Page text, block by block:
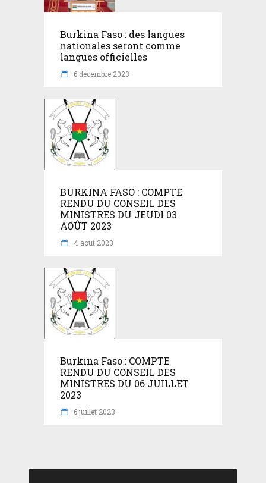
Burkina Faso : des langues
nationales seront comme
langues officielles
6 décembre 2023
BURKINA FASO : COMPTE
RENDU DU CONSEIL DES
MINISTRES DU JEUDI 03
AOÛT 2023
4 août 2023
Burkina Faso : COMPTE
RENDU DU CONSEIL DES
MINISTRES DU 06 JUILLET
2023
6 juillet 2023